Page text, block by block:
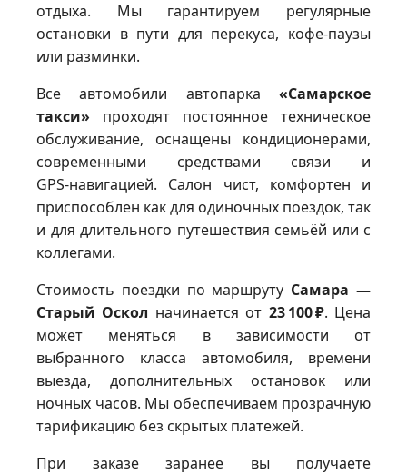
отдыха. Мы гарантируем регулярные
остановки в пути для перекуса, кофе‑паузы
или разминки.
Все автомобили автопарка «Самарское
такси» проходят постоянное техническое
обслуживание, оснащены кондиционерами,
современными средствами связи и
GPS‑навигацией. Салон чист, комфортен и
приспособлен как для одиночных поездок, так
и для длительного путешествия семьёй или с
коллегами.
Стоимость поездки по маршруту Самара —
Старый Оскол начинается от 23 100 ₽. Цена
может меняться в зависимости от
выбранного класса автомобиля, времени
выезда, дополнительных остановок или
ночных часов. Мы обеспечиваем прозрачную
тарификацию без скрытых платежей.
При заказе заранее вы получаете